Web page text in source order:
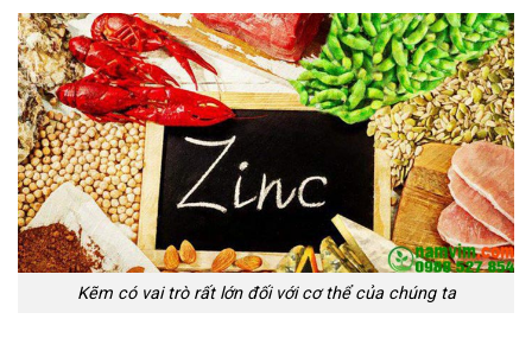
Kẽm có vai trò rất lớn đối với cơ thể của chúng ta